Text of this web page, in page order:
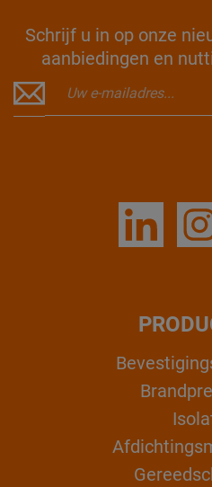
Schrijf u in op onze
aanbiedingen en